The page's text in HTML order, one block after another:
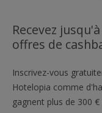
Recevez
offres de
Inscrivez-vous
Hotelopia comme
gagnent plus de 300